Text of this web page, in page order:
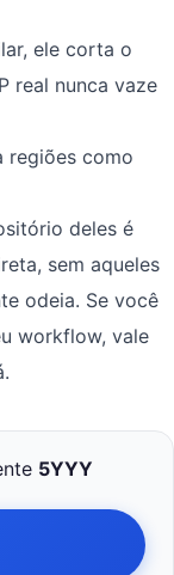
ele corta o
real nunca vaze
regiões como
deles é
sem aqueles
odeia. Se você
workflow, vale
5YYY